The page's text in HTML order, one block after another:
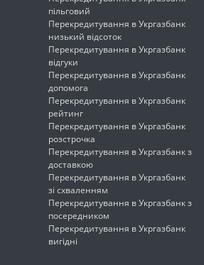
пільговий
Перекредитування в Укргазбанк
низький відсоток
Перекредитування в Укргазбанк
відгуки
Перекредитування в Укргазбанк
допомога
Перекредитування в Укргазбанк
рейтинг
Перекредитування в Укргазбанк
розстрочка
Перекредитування в Укргазбанк з
доставкою
Перекредитування в Укргазбанк
зі схваленням
Перекредитування в Укргазбанк з
посередником
Перекредитування в Укргазбанк
вигідні